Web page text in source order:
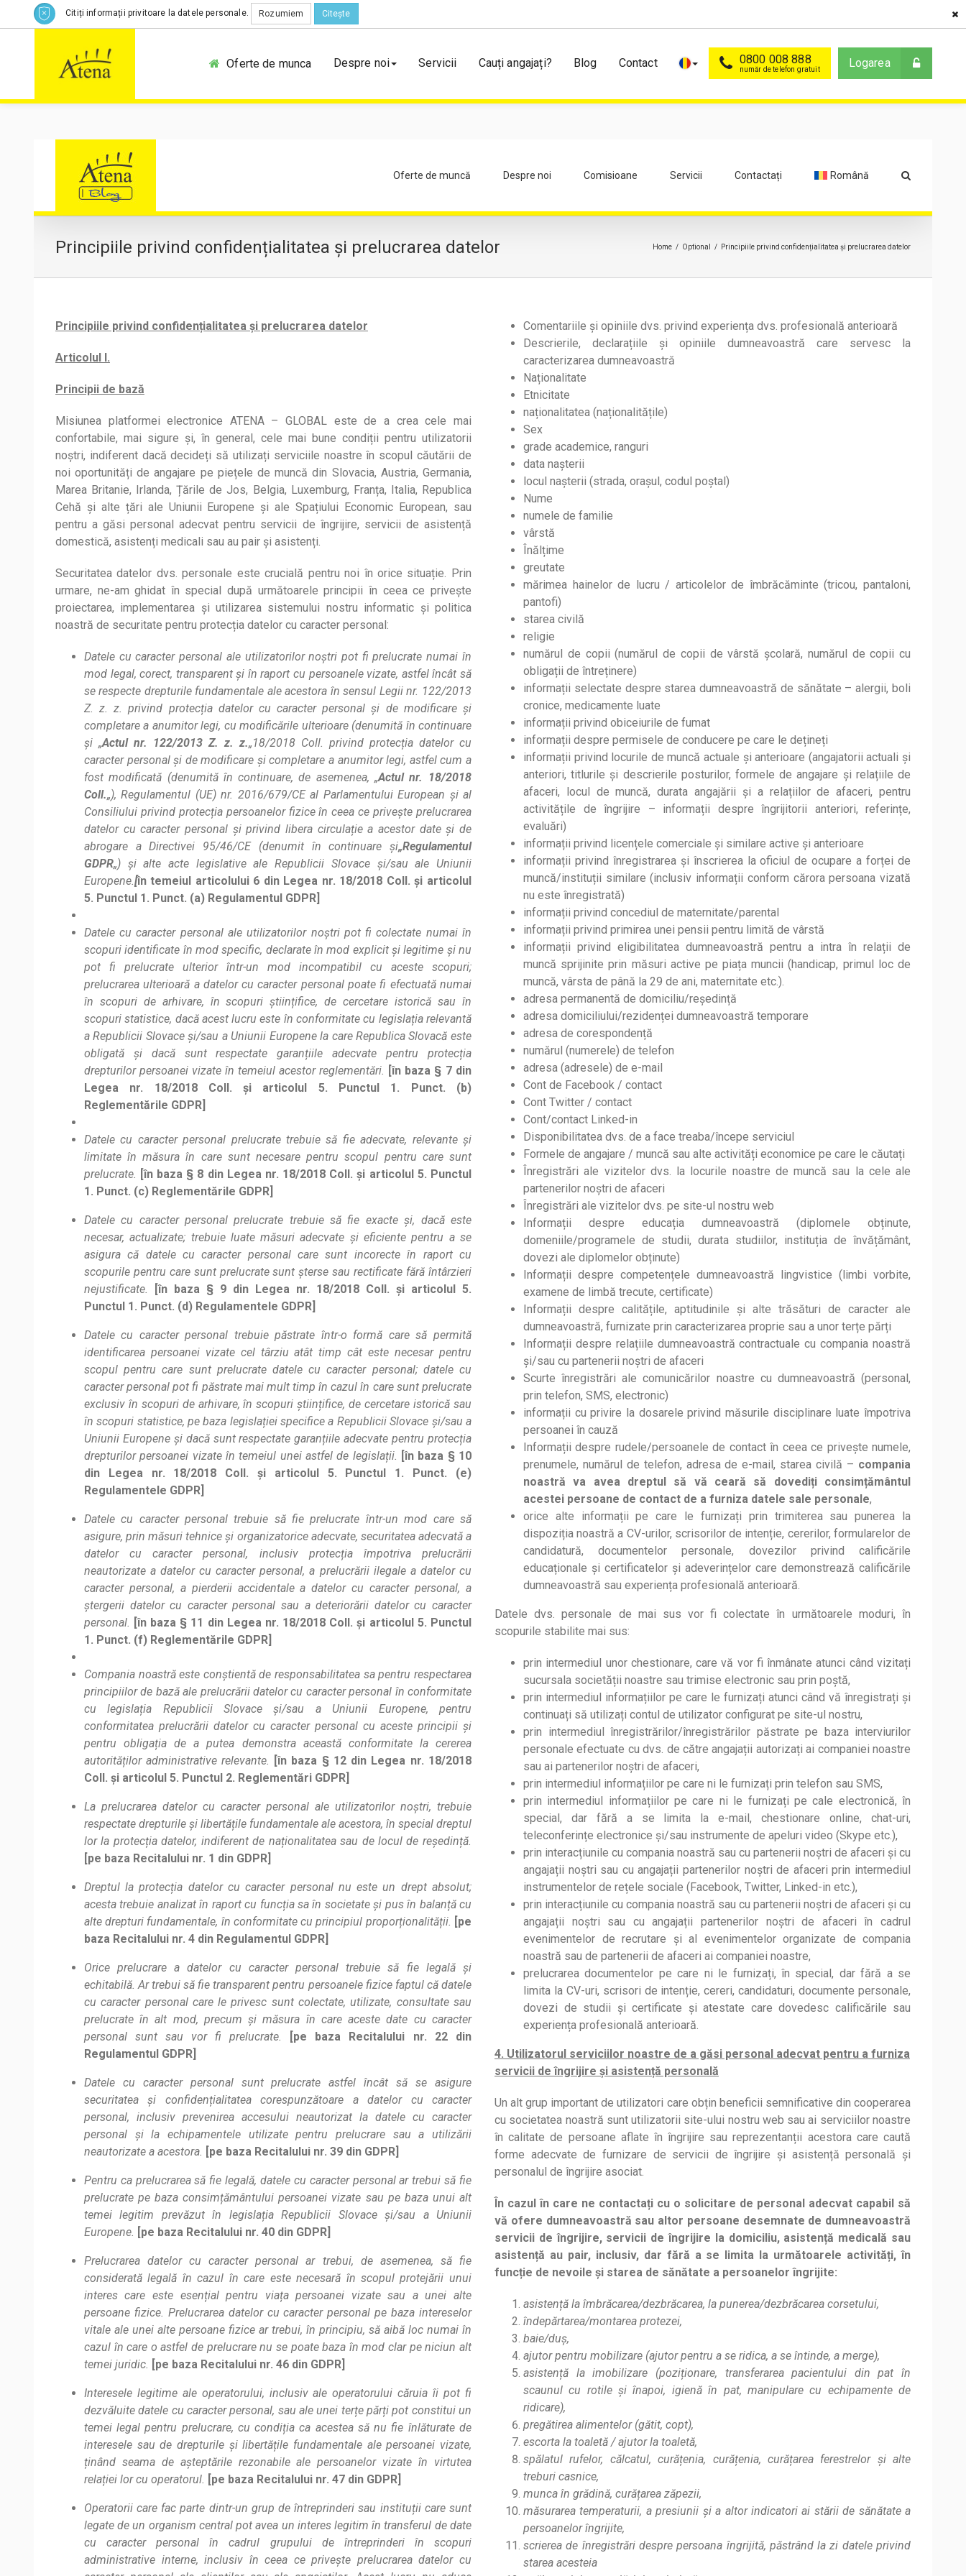
Citiți informații privitoare la datele personale. Rozumiem Citește
Oferte de munca Despre noi Servicii Cauți angajați? Blog Contact 0800 008 888 Logarea